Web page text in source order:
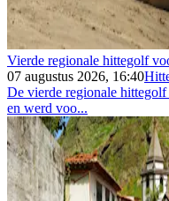
Vierde regionale hittegolf
07 augustus 2026, 16:40
De vierde regionale
en werd voo...